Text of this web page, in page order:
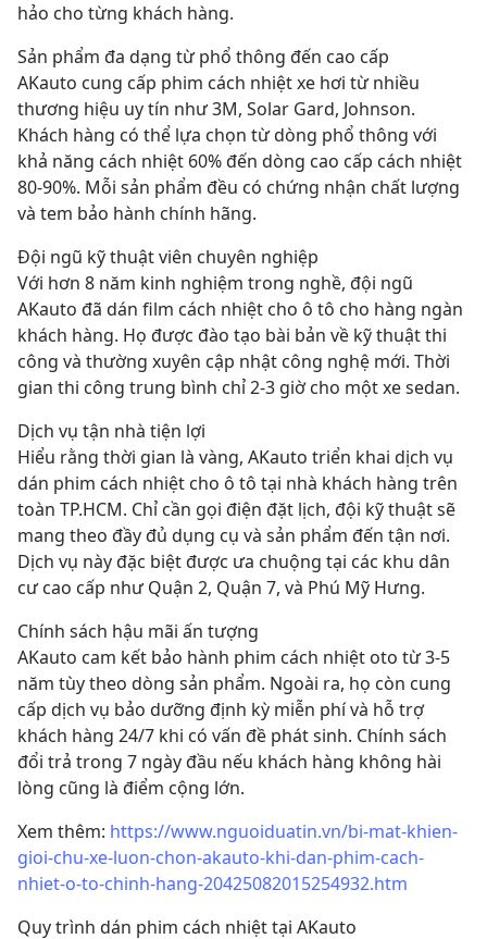
hảo cho từng khách hàng.
Sản phẩm đa dạng từ phổ thông đến cao cấp
AKauto cung cấp phim cách nhiệt xe hơi từ nhiều
thương hiệu uy tín như 3M, Solar Gard, Johnson.
Khách hàng có thể lựa chọn từ dòng phổ thông với
khả năng cách nhiệt 60% đến dòng cao cấp cách nhiệt
80-90%. Mỗi sản phẩm đều có chứng nhận chất lượng
và tem bảo hành chính hãng.
Đội ngũ kỹ thuật viên chuyên nghiệp
Với hơn 8 năm kinh nghiệm trong nghề, đội ngũ
AKauto đã dán film cách nhiệt cho ô tô cho hàng ngàn
khách hàng. Họ được đào tạo bài bản về kỹ thuật thi
công và thường xuyên cập nhật công nghệ mới. Thời
gian thi công trung bình chỉ 2-3 giờ cho một xe sedan.
Dịch vụ tận nhà tiện lợi
Hiểu rằng thời gian là vàng, AKauto triển khai dịch vụ
dán phim cách nhiệt cho ô tô tại nhà khách hàng trên
toàn TP.HCM. Chỉ cần gọi điện đặt lịch, đội kỹ thuật sẽ
mang theo đầy đủ dụng cụ và sản phẩm đến tận nơi.
Dịch vụ này đặc biệt được ưa chuộng tại các khu dân
cư cao cấp như Quận 2, Quận 7, và Phú Mỹ Hưng.
Chính sách hậu mãi ấn tượng
AKauto cam kết bảo hành phim cách nhiệt oto từ 3-5
năm tùy theo dòng sản phẩm. Ngoài ra, họ còn cung
cấp dịch vụ bảo dưỡng định kỳ miễn phí và hỗ trợ
khách hàng 24/7 khi có vấn đề phát sinh. Chính sách
đổi trả trong 7 ngày đầu nếu khách hàng không hài
lòng cũng là điểm cộng lớn.
Xem thêm: https://www.nguoiduatin.vn/bi-mat-khien-
gioi-chu-xe-luon-chon-akauto-khi-dan-phim-cach-
nhiet-o-to-chinh-hang-20425082015254932.htm
Quy trình dán phim cách nhiệt tại AKauto